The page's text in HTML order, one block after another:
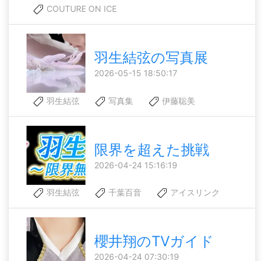
COUTURE ON ICE
羽生結弦の写真展
2026-05-15 18:50:17
羽生結弦 写真集 伊藤聡美
限界を超えた挑戦
2026-04-24 15:16:19
羽生結弦 千葉百音 アイスリンク
櫻井翔のTVガイド
2026-04-24 07:30:19